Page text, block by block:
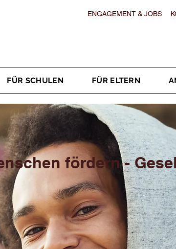
ENGAGEMENT & JOBS
FÜR SCHULEN FÜR ELTERN
fördern -